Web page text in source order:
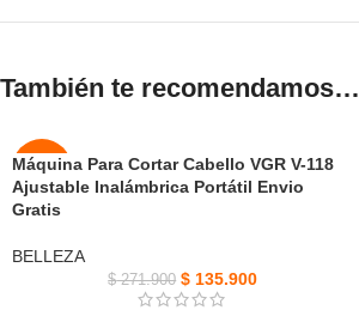
También te recomendamos…
-50%
Máquina Para Cortar Cabello VGR V-118
Ajustable Inalámbrica Portátil Envio
Gratis
BELLEZA
$271.900 $ 135.900